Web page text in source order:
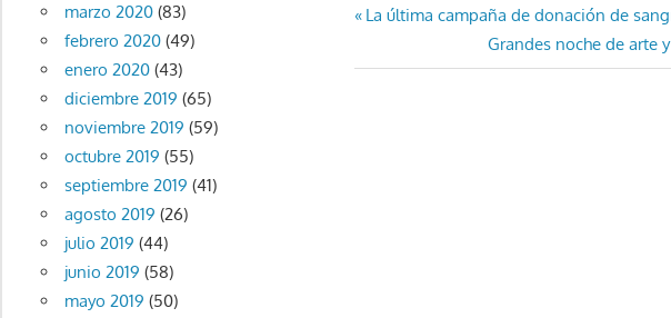
Navegación
de
Entrada
La última campaña de donación de
Entrada
siguiente:
Grandes noche de arte
marzo 2020(83)
febrero 2020(49)
enero 2020(43)
diciembre 2019 (65)
noviembre 2019 (59)
octubre 2019 (55)
septiembre 2019 (41)
agosto 2019 (26)
julio 2019 (44)
junio 2019 (58)
mayo 2019 (50)